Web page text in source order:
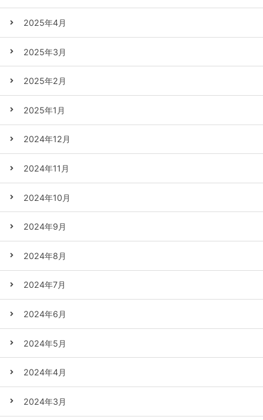
2025年4月
2025年3月
2025年2月
2025年1月
2024年12月
2024年11月
2024年10月
2024年9月
2024年8月
2024年7月
2024年6月
2024年5月
2024年4月
2024年3月